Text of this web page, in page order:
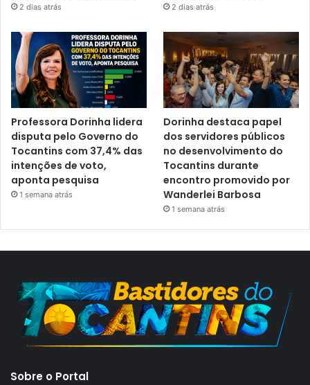
2 dias atrás 2 dias atrás
Professora Dorinha lidera
disputa pelo Governo do
Tocantins com 37,4% das
intenções de voto,
aponta pesquisa
1 semana atrás
Dorinha destaca papel
dos servidores públicos
no desenvolvimento do
Tocantins durante
encontro promovido por
Wanderlei Barbosa
1 semana atrás
Sobre o Portal